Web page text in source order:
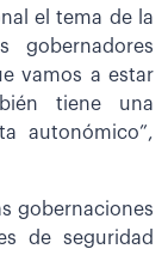
el tema de la
gobernadores
vamos a estar
tiene una
autonómico”,
gobernaciones
de seguridad